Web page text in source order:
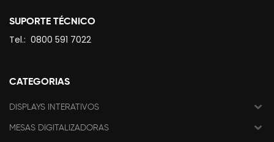
SUPORTE TÉCNICO
Tel.: 0800 591 7022
CATEGORIAS
DISPLAYS INTERATIVOS
MESAS DIGITALIZADORAS